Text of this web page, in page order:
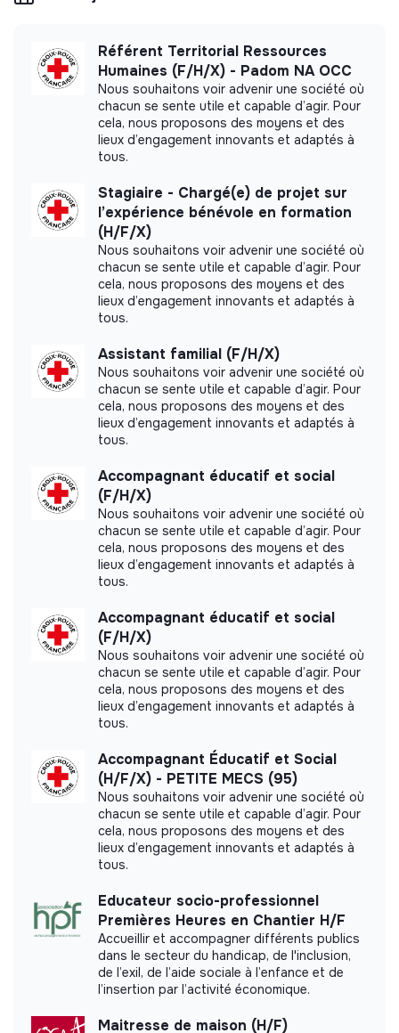
d’évolution de la rémunération, une prime de fin
d’année, une mutuelle et prévoyance
avantageuses, un accompagnement sur les
thématiques du travail, logement, famille, santé par
notre réseau d'assistantes sociales…
La Croix-Rouge française est une
inclusive
qui considère la diversité de ses
collaborateurs comme un atout capital, et est
signataire d’un accord :
professionnelle.
Notre Association marque ainsi sa volonté deprohiber
toute forme de discriminationet s’engage auprès de
ses salariés sur des thèmes aussi divers que l’égalité
l'orientation sexuelle, le genre.
De même, engagée sur les sujets sociétaux, la Croix-
Rouge française inscrit dans sa stratégiedeux
engagements ambitieux en faveur de
l’environnement
sensibiliser et outiller100% de ses volontaires aux
conséquences du changement climatique et de
de moitié son empreinte carboneà l’horizon 2030.
Découvrez le témoignage de nos collaborateurs
Date de prise de poste souhaitée
Dès que possible
Informations pratiques liées au poste
Malakoff (92)
More information
Website
> 2000 employees
Social
Impact study
La Croix-Rouge française did not yet
Labels and certifications
Labeled LUCIE 26 000
Documents
Référent Territorial Ressources
Humaines (F/H/X) - Padom NA OCC
Nous souhaitons voir advenir une société où
chacun se sente utile et capable d’agir. Pour
cela, nous proposons des moyens et des
lieux d’engagement innovants et adaptés à
tous.
Stagiaire - Chargé(e) de projet sur
l’expérience bénévole en formation
(H/F/X)
Nous souhaitons voir advenir une société où
chacun se sente utile et capable d’agir. Pour
cela, nous proposons des moyens et des
lieux d’engagement innovants et adaptés à
tous.
Assistant familial (F/H/X)
Nous souhaitons voir advenir une société où
chacun se sente utile et capable d’agir. Pour
cela, nous proposons des moyens et des
lieux d’engagement innovants et adaptés à
tous.
Accompagnant éducatif et social
(F/H/X)
Nous souhaitons voir advenir une société où
chacun se sente utile et capable d’agir. Pour
cela, nous proposons des moyens et des
lieux d’engagement innovants et adaptés à
tous.
Accompagnant éducatif et social
(F/H/X)
Nous souhaitons voir advenir une société où
chacun se sente utile et capable d’agir. Pour
cela, nous proposons des moyens et des
lieux d’engagement innovants et adaptés à
tous.
Accompagnant Éducatif et Social
(H/F/X) - PETITE MECS (95)
Nous souhaitons voir advenir une société où
chacun se sente utile et capable d’agir. Pour
cela, nous proposons des moyens et des
lieux d’engagement innovants et adaptés à
tous.
Educateur socio-professionnel
Premières Heures en Chantier H/F
Accueillir et accompagner différents publics
dans le secteur du handicap, de l'inclusion,
de l’exil, de l’aide sociale à l’enfance et de
l’insertion par l’activité économique.
Maitresse de maison (H/F)